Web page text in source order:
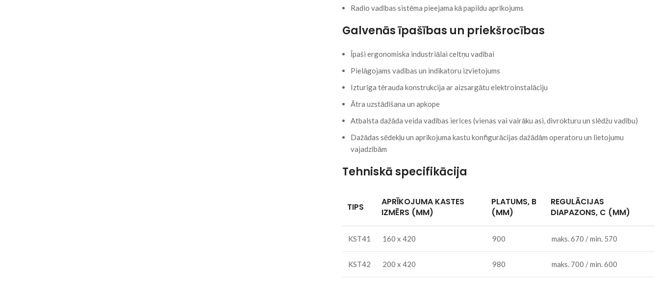
Radio vadības sistēma pieejama kā papildu aprīkojums
Galvenās īpašības un priekšrocības
Īpaši ergonomiska industriālai celtņu vadībai
Pielāgojams vadības un indikatoru izvietojums
Izturīga tērauda konstrukcija ar aizsargātu elektroinstalāciju
Ātra uzstādīšana un apkope
Atbalsta dažāda veida vadības ierīces (vienas vai vairāku asi, divrokturu un slēdžu vadību)
Dažādas sēdekļu un aprīkojuma kastu konfigurācijas dažādām operatoru un lietojumu
vajadzībām
Tehniskā specifikācija
TIPS
APRĪKOJUMA KASTES
IZMĒRS (MM)
PLATUMS, B
(MM)
REGULĀCIJAS
DIAPAZONS, C (MM)
KST41 160 x 420 900 maks. 670 / min. 570
KST42 200 x 420 980 maks. 700 / min. 600